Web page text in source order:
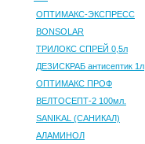
ОПТИМАКС-ЭКСПРЕСС
BONSOLAR
ТРИЛОКС СПРЕЙ 0,5л
ДЕЗИСКРАБ антисептик 1л
ОПТИМАКС ПРОФ
ВЕЛТОСЕПТ-2 100мл.
SANIKAL (САНИКАЛ)
АЛАМИНОЛ